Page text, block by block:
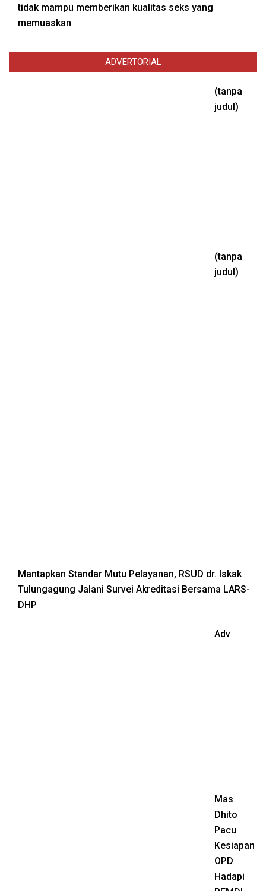
tidak mampu memberikan kualitas seks yang
memuaskan
ADVERTORIAL
(tanpa
judul)
(tanpa
judul)
Mantapkan Standar Mutu Pelayanan, RSUD dr. Iskak
Tulungagung Jalani Survei Akreditasi Bersama LARS-
DHP
Adv
Mas
Dhito
Pacu
Kesiapan
OPD
Hadapi